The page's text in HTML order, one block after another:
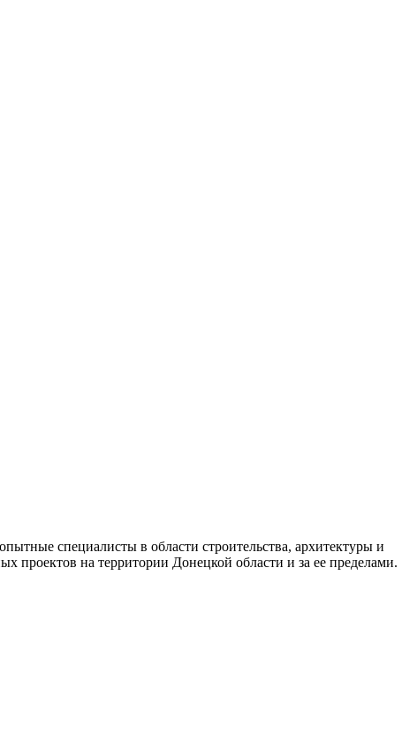
специалисты в области строительства, архитектуры и
проектов на территории Донецкой области и за ее пределами.